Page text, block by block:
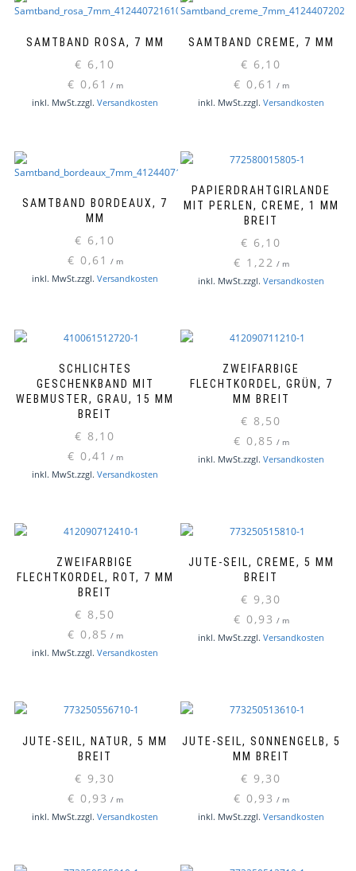
SAMTBAND ROSA, 7 MM
€ 6,10
€ 0,61 / m
inkl. MwSt.zzgl. Versandkosten
SAMTBAND CREME, 7 MM
€ 6,10
€ 0,61 / m
inkl. MwSt.zzgl. Versandkosten
SAMTBAND BORDEAUX, 7
MM
€ 6,10
€ 0,61 / m
inkl. MwSt.zzgl. Versandkosten
PAPIERDRAHTGIRLANDE
MIT PERLEN, CREME, 1 MM
BREIT
€ 6,10
€ 1,22 / m
inkl. MwSt.zzgl. Versandkosten
SCHLICHTES
GESCHENKBAND MIT
WEBMUSTER, GRAU, 15 MM
BREIT
€ 8,10
€ 0,41 / m
inkl. MwSt.zzgl. Versandkosten
ZWEIFARBIGE
FLECHTKORDEL, GRÜN, 7
MM BREIT
€ 8,50
€ 0,85 / m
inkl. MwSt.zzgl. Versandkosten
ZWEIFARBIGE
FLECHTKORDEL, ROT, 7 MM
BREIT
€ 8,50
€ 0,85 / m
inkl. MwSt.zzgl. Versandkosten
JUTE-SEIL, CREME, 5 MM
BREIT
€ 9,30
€ 0,93 / m
inkl. MwSt.zzgl. Versandkosten
JUTE-SEIL, NATUR, 5 MM
BREIT
€ 9,30
€ 0,93 / m
inkl. MwSt.zzgl. Versandkosten
JUTE-SEIL, SONNENGELB, 5
MM BREIT
€ 9,30
€ 0,93 / m
inkl. MwSt.zzgl. Versandkosten